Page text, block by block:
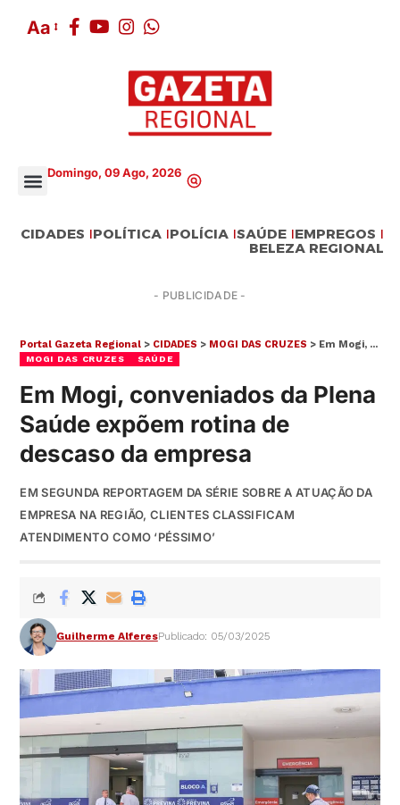
Aa
Domingo, 09 Ago, 2026
CIDADES POLÍTICA POLÍCIA SAÚDE EMPREGOS
BELEZA REGIONAL
- PUBLICIDADE -
Portal Gazeta Regional > CIDADES > MOGI DAS CRUZES > Em Mogi, conveniados da Plena Saúde expõem rotina de descaso da empresa
MOGI DAS CRUZES SAÚDE
Em Mogi, conveniados da Plena
Saúde expõem rotina de
descaso da empresa
EM SEGUNDA REPORTAGEM DA SÉRIE SOBRE A ATUAÇÃO DA
EMPRESA NA REGIÃO, CLIENTES CLASSIFICAM
ATENDIMENTO COMO ‘PÉSSIMO’
Guilherme AlferesPublicado: 05/03/2025